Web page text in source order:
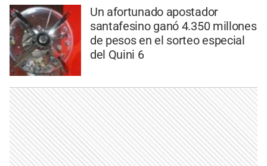
Un afortunado apostador
santafesino ganó 4.350 millones
de pesos en el sorteo especial
del Quini 6